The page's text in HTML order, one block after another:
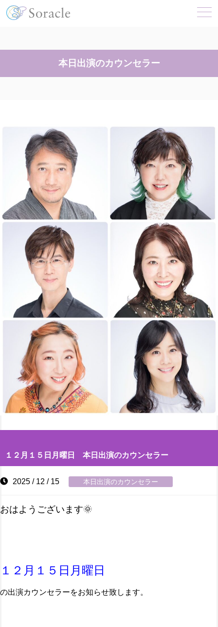
本日出演のカウンセラー
１２月１５日月曜日 本日出演のカウンセラー
2025 / 12 / 15 本日出演のカウンセラー
おはようございます🌞
１２月１５日月曜日
の出演カウンセラーをお知らせ致します。